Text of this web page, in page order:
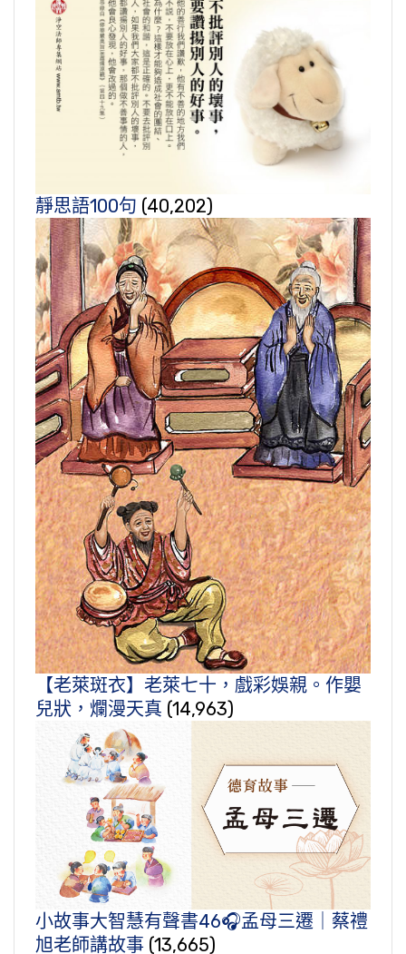
靜思語100句 (40,202)
【老萊斑衣】老萊七十，戲彩娛親。作嬰
兒狀，爛漫天真 (14,963)
小故事大智慧有聲書46🎧孟母三遷｜蔡禮
旭老師講故事 (13,665)